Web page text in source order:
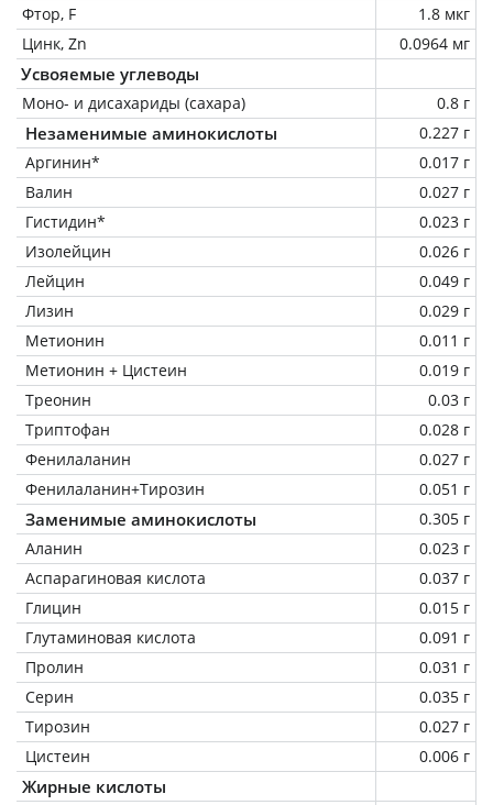
Фтор, F
1.8 мкг
Цинк, Zn
0.0964 мг
Усвояемые углеводы
Моно- и дисахариды (сахара) 0.8 г
Незаменимые аминокислоты
0.227 г
Аргинин*
0.017 г
Валин
0.027 г
Гистидин*
0.023 г
Изолейцин
0.026 г
Лейцин
0.049 г
Лизин
0.029 г
Метионин
0.011 г
Метионин + Цистеин
0.019 г
Треонин
0.03 г
Триптофан
0.028 г
Фенилаланин
0.027 г
Фенилаланин+Тирозин
0.051 г
Заменимые аминокислоты
0.305 г
Аланин
0.023 г
Аспарагиновая кислота
0.037 г
Глицин
0.015 г
Глутаминовая кислота
0.091 г
Пролин
0.031 г
Серин
0.035 г
Тирозин
0.027 г
Цистеин
0.006 г
Жирные кислоты